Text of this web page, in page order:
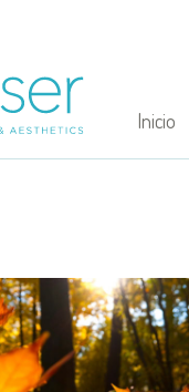
Inicio